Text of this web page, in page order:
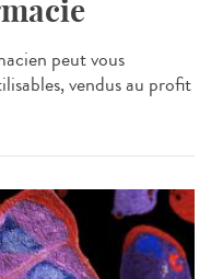
peut vous
vendus au profit